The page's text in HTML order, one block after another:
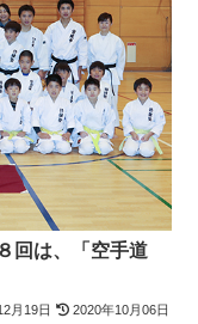
回は、「空手道
月19日 2020年10月06日